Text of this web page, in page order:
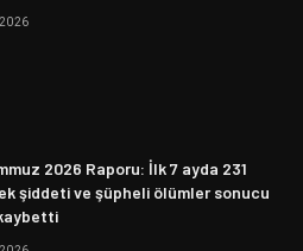
2026
2026 Raporu: İlk 7 ayda 231
şiddeti ve şüpheli ölümler sonucu